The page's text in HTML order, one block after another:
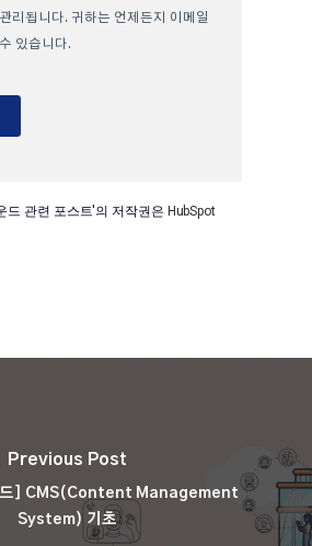
드 관련 포스트'의 저작권은 HubSpot
Previous Post
드] CMS(Content Management
System) 기초